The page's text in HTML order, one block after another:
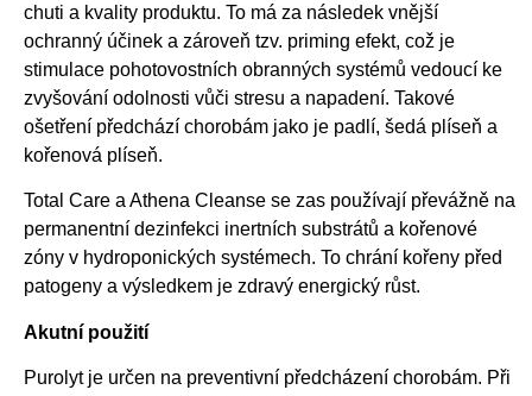
chuti a kvality produktu. To má za následek vnější
ochranný účinek a zároveň tzv. priming efekt, což je
stimulace pohotovostních obranných systémů vedoucí ke
zvyšování odolnosti vůči stresu a napadení. Takové
ošetření předchází chorobám jako je padlí, šedá plíseň a
kořenová plíseň.
Total Care a Athena Cleanse se zas používají převážně na
permanentní dezinfekci inertních substrátů a kořenové
zóny v hydroponických systémech. To chrání kořeny před
patogeny a výsledkem je zdravý energický růst.
Akutní použití
Purolyt je určen na preventivní předcházení chorobám. Při